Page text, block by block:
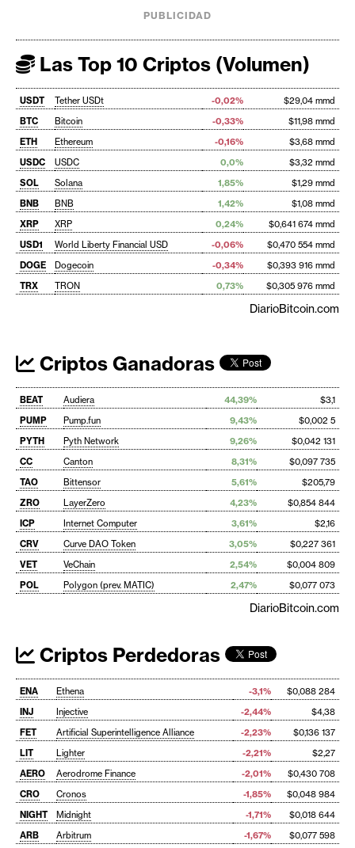
PUBLICIDAD
Las Top 10 Criptos (Volumen)
USDT Tether USDt -0,02%
$29,04 mmd
BTC
Bitcoin -0,33%
$11,98 mmd
ETH
Ethereum -0,16%
$3,68 mmd
USDC
USDC 0,0%
$3,32 mmd
SOL
Solana 1,85%
$1,29 mmd
BNB
BNB 1,42%
$1,08 mmd
XRP
XRP 0,24%
$0,641 674 mmd
USD1
World Liberty Financial USD -0,06%
$0,470 554 mmd
DOGE
Dogecoin -0,34%
$0,393 916 mmd
TRX
TRON 0,73% $0,305 976 mmd
DiarioBitcoin.com
Criptos Ganadoras
BEAT Audiera 44,39%
$3,1
PUMP
Pump.fun 9,43%
$0,002 5
PYTH
Pyth Network 9,26%
$0,042 131
CC
Canton 8,31%
$0,097 735
TAO
Bittensor 5,61%
$205,79
ZRO
LayerZero 4,23%
$0,854 844
ICP
Internet Computer 3,61%
$2,16
CRV
Curve DAO Token 3,05%
$0,227 361
VET
VeChain 2,54%
$0,004 809
POL
Polygon (prev. MATIC) 2,47% $0,077 073
DiarioBitcoin.com
Criptos Perdedoras
ENA Ethena -3,1%
$0,088 284
INJ
Injective -2,44%
$4,38
FET
Artificial Superintelligence Alliance -2,23%
$0,136 137
LIT
Lighter -2,21%
$2,27
AERO
Aerodrome Finance -2,01%
$0,430 708
CRO
Cronos -1,85%
$0,048 984
NIGHT
Midnight -1,71%
$0,018 644
ARB
Arbitrum -1,67%
$0,077 598